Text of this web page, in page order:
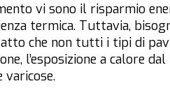
vi sono il risparmio
termica. Tuttavia,
che non tutti i tipi di
l’esposizione a calore
varicose.